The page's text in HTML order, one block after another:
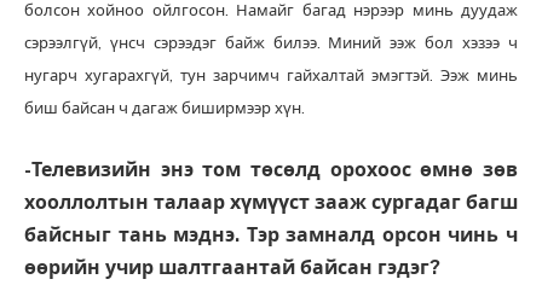
болсон хойноо ойлгосон. Намайг багад нэрээр минь дуудаж
сэрээлгүй, үнсч сэрээдэг байж билээ. Миний ээж бол хэзээ ч
нугарч хугарахгүй, тун зарчимч гайхалтай эмэгтэй. Ээж минь
биш байсан ч дагаж биширмээр хүн.
-Телевизийн энэ том төсөлд орохоос өмнө зөв
хооллолтын талаар хүмүүст зааж сургадаг багш
байсныг тань мэднэ. Тэр замналд орсон чинь ч
өөрийн учир шалтгаантай байсан гэдэг?